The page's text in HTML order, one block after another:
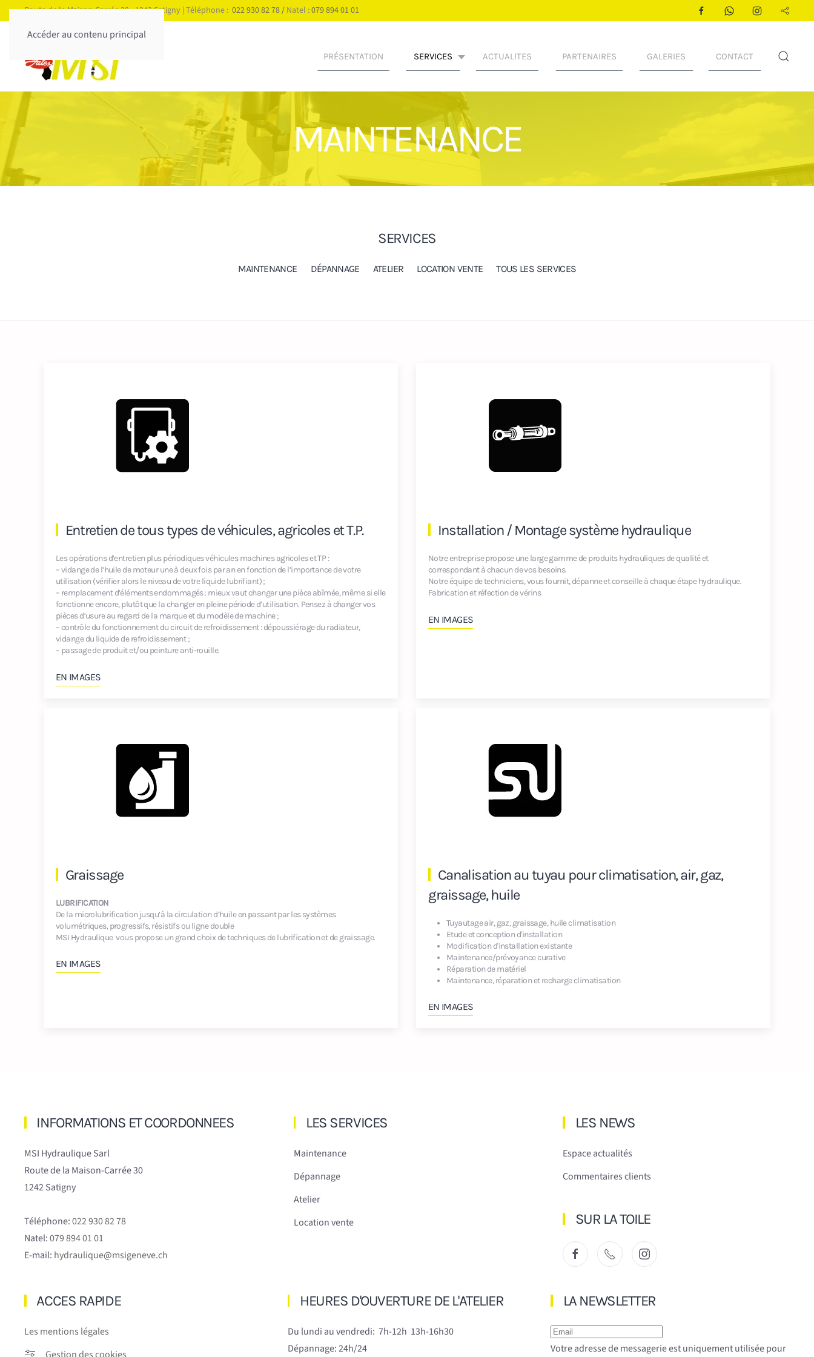
Accéder au contenu principal
Route de la Maison-Carrée 30 - 1242 Satigny | Téléphone : 022 930 82 78/ Natel :079 894 01 01
PRÉSENTATION SERVICES ACTUALITES PARTENAIRES GALERIES CONTACT
MAINTENANCE
SERVICES
MAINTENANCE DÉPANNAGE ATELIER LOCATION VENTE TOUS LES SERVICES
Entretien de tous types de véhicules, agricoles et T.P.
Les opérations d’entretien plus périodiques véhicules machines agricoles et TP :
– vidange de l’huile de moteur une à deux fois par an en fonction de l’importance de votre
utilisation (vérifier alors le niveau de votre liquide lubrifiant) ;
– remplacement d’éléments endommagés : mieux vaut changer une pièce abîmée, même si elle
fonctionne encore, plutôt que la changer en pleine période d’utilisation. Pensez à changer vos
pièces d’usure au regard de la marque et du modèle de machine ;
– contrôle du fonctionnement du circuit de refroidissement : dépoussiérage du radiateur,
vidange du liquide de refroidissement ;
– passage de produit et/ou peinture anti-rouille.
EN IMAGES
Installation / Montage système hydraulique
Notre entreprise propose une large gamme de produits hydrauliques de qualité et
correspondant à chacun de vos besoins.
Notre équipe de techniciens, vous fournit, dépanne et conseille à chaque étape hydraulique.
Fabrication et réfection de vérins
EN IMAGES
Graissage
LUBRIFICATION
De la microlubrification jusqu’à la circulation d’huile en passant par les systèmes
volumétriques, progressifs, résistifs ou ligne double
MSI Hydraulique vous propose un grand choix de techniques de lubrification et de graissage.
EN IMAGES
Canalisation au tuyau pour climatisation, air, gaz,
graissage, huile
Tuyautage air, gaz, graissage, huile climatisation
Etude et conception d'installation
Modification d'installation existante
Maintenance/prévoyance curative
Réparation de matériel
Maintenance, réparation et recharge climatisation
EN IMAGES
INFORMATIONS ET COORDONNEES
MSI Hydraulique Sarl
Route de la Maison-Carrée 30
1242 Satigny
Téléphone:022 930 82 78
Natel:079 894 01 01
E-mail: hydraulique@msigeneve.ch
LES SERVICES
Maintenance
Dépannage
Atelier
Location vente
LES NEWS
Espace actualités
Commentaires clients
SUR LA TOILE
ACCES RAPIDE
Les mentions légales
HEURES D'OUVERTURE DE L'ATELIER
Du lundi au vendredi: 7h-12h 13h-16h30
Dépannage: 24h/24
LA NEWSLETTER
Votre adresse de messagerie est uniquement utilisée pour